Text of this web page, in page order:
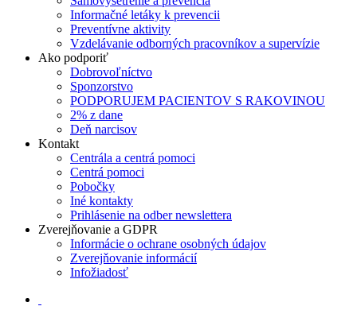
Informačné letáky k prevencii
Preventívne aktivity
Vzdelávanie odborných pracovníkov a supervízie
Ako podporiť
Dobrovoľníctvo
Sponzorstvo
PODPORUJEM PACIENTOV S RAKOVINOU
2% z dane
Deň narcisov
Kontakt
Centrála a centrá pomoci
Centrá pomoci
Pobočky
Iné kontakty
Prihlásenie na odber newslettera
Zverejňovanie a GDPR
Informácie o ochrane osobných údajov
Zverejňovanie informácií
Infožiadosť